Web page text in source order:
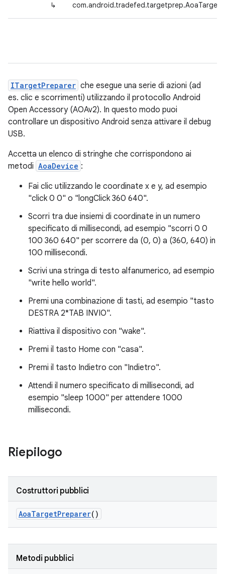
↳
ITargetPreparer che esegue una serie di azioni (ad
es. clic e scorrimenti) utilizzando il protocollo Android
Open Accessory (AOAv2). In questo modo puoi
controllare un dispositivo Android senza attivare il debug
USB.
Accetta un elenco di stringhe che corrispondono ai
metodi AoaDevice :
Fai clic utilizzando le coordinate x e y, ad esempio
"click 0 0" o "longClick 360 640".
Scorri tra due insiemi di coordinate in un numero
specificato di millisecondi, ad esempio "scorri 0 0
100 360 640" per scorrere da (0, 0) a (360, 640) in
100 millisecondi.
Scrivi una stringa di testo alfanumerico, ad esempio
"write hello world".
Premi una combinazione di tasti, ad esempio "tasto
DESTRA 2*TAB INVIO".
Riattiva il dispositivo con "wake".
Premi il tasto Home con "casa".
Premi il tasto Indietro con "Indietro".
Attendi il numero specificato di millisecondi, ad
esempio "sleep 1000" per attendere 1000
millisecondi.
Riepilogo
Costruttori pubblici
AoaTargetPreparer()
Metodi pubblici